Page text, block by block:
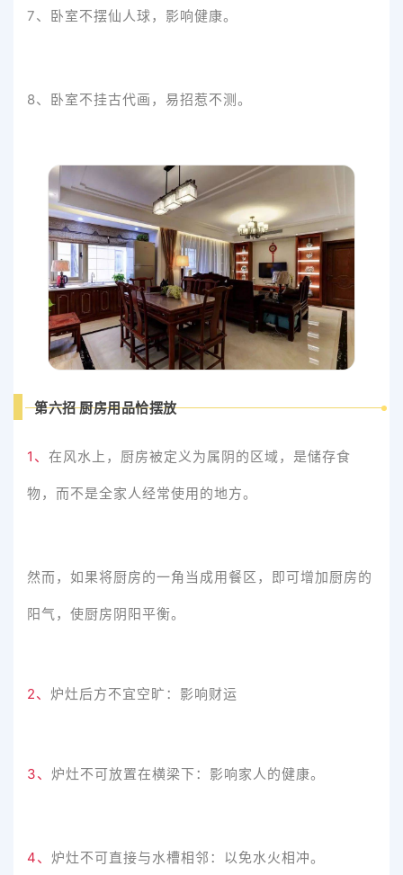
7、卧室不摆仙人球，影响健康。
8、卧室不挂古代画，易招惹不测。
第六招 厨房用品恰摆放
1、 在风水上，厨房被定义为属阴的区域，是储存食
物，而不是全家人经常使用的地方。
然而，如果将厨房的一角当成用餐区，即可增加厨房的
阳气，使厨房阴阳平衡。
2、 炉灶后方不宜空旷：影响财运
3、 炉灶不可放置在横梁下：影响家人的健康。
4、 炉灶不可直接与水槽相邻：以免水火相冲。